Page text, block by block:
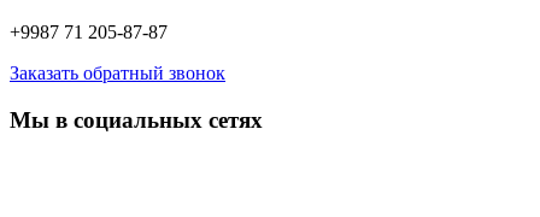
+9987 71 205-87-87
Заказать обратный звонок
Мы в социальных сетях